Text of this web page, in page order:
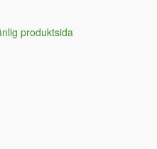
produktsida